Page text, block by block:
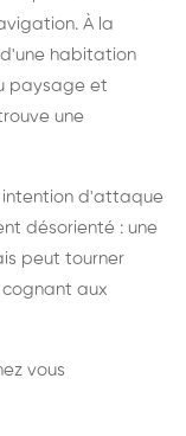
À la
habitation
paysage et
une
intention d'attaque
désorienté : une
peut tourner
aux
vous